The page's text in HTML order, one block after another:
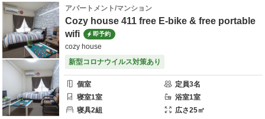
アパートメント/マンション
Cozy house 411 free E-bike & free portable
wifi
即予約
cozy house
新型コロナウイルス対策あり
個室 定員3名
寝室1室 浴室1室
寝具2組 広さ25㎡